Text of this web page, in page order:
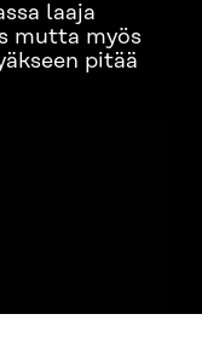
laaja
mutta myös
pitää